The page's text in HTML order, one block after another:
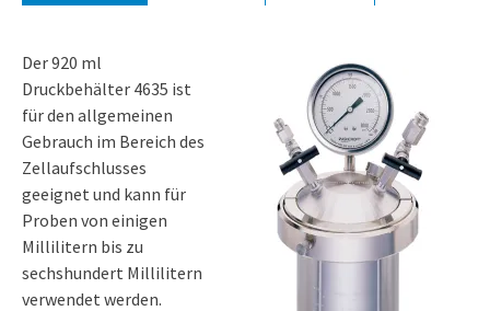
Der 920 ml
Druckbehälter 4635 ist
für den allgemeinen
Gebrauch im Bereich des
Zellaufschlusses
geeignet und kann für
Proben von einigen
Millilitern bis zu
sechshundert Millilitern
verwendet werden.